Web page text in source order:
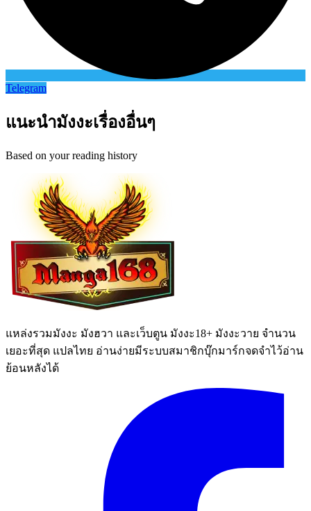
Telegram
แนะนำมังงะเรื่องอื่นๆ
Based on your reading history
แหล่งรวมมังงะ มังฮวา และเว็บตูน มังงะ18+ มังงะวาย จำนวน
เยอะที่สุด แปลไทย อ่านง่ายมีระบบสมาชิกบุ๊กมาร์กจดจำไว้อ่าน
ย้อนหลังได้